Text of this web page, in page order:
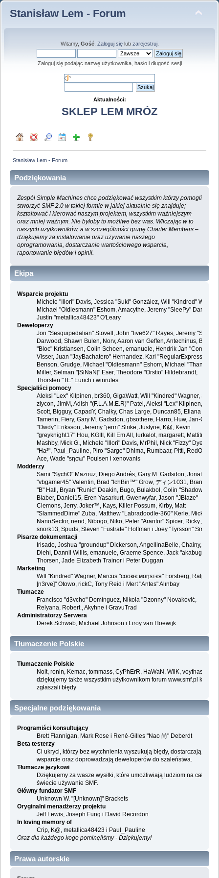
Stanisław Lem - Forum
Witamy, Gość. Zaloguj sięlub zarejestruj.
Zaloguj się podając nazwę użytkownika, hasło i długość sesji
Aktualności:
SKLEP LEM MRÓZ
Stanisław Lem - Forum
Podziękowania
Zespół Simple Machines chce podziękować wszystkim którzy pomogli
stworzyć SMF 2.0 w takiej formie w jakiej aktualnie się znajduje;
kształtować i kierować naszym projektem, wszystkim ważniejszym
oraz mniej ważnym. Nie byłoby to możliwe bez was. Wliczając w to
naszych użytkowników, a w szczególności grupę Charter Members –
dziękujemy za instalowanie oraz używanie naszego
oprogramowania, dostarczanie wartościowego wsparcia,
raportowanie błędów i opinii.
Ekipa
Wsparcie projektu
Michele "Illori" Davis, Jessica "Suki" González, Will "Kindred"
Michael "Oldiesmann" Eshom, Amacythe, Jeremy "SleePy" Darwood
Justin "metallica48423" O'Leary
Deweloperzy
Jon "Sesquipedalian" Stovell, John "live627" Rayes, Jeremy
Darwood, Shawn Bulen, Norv, Aaron van Geffen, Antechinus, Bjoern
"Bloc" Kristiansen, Colin Schoen, emanuele, Hendrik Jan "Compuart"
Visser, Juan "JayBachatero" Hernandez, Karl "RegularExpression"
Benson, Grudge, Michael "Oldiesmann" Eshom, Michael "Thantos"
Miller, Selman "[SiNaN]" Eser, Theodore "Orstio" Hildebrandt,
Thorsten "TE" Eurich i winrules
Specjaliści pomocy
Aleksi "Lex" Kilpinen, br360, GigaWatt, Will "Kindred" Wagner, Steve,
ziycon, JimM, Adish "(F.L.A.M.E.R)" Patel, Aleksi "Lex" Kilpinen, Ben
Scott, Bigguy, CapadY, Chalky, Chas Large, Duncan85, Eliana
Tamerin, Fiery, Gary M. Gadsdon, gbsothere, Harro, Huw, Jan-Olof
"Owdy" Eriksson, Jeremy "jerm" Strike, Justyne, K@, Kevin
"greyknight17" Hou, KGIII, Kill Em All, lurkalot, margarett, Mattitude,
Mashby, Mick G., Michele "Illori" Davis, MrPhil, Nick "Fizzy" Dyer, Nick
"Ha²", Paul_Pauline, Piro "Sarge" Dhima, Rumbaar, Pitti, RedOne, S-
Ace, Wade "sησω" Poulsen i xenovanis
Modderzy
Sami "SychO" Mazouz, Diego Andrés, Gary M. Gadsdon, Jonathan
"vbgamer45" Valentin, Brad "IchBin™" Grow, ディン1031, Brannon
"B" Hall, Bryan "Runic" Deakin, Bugo, Bulakbol, Colin "Shadow82x"
Blaber, Daniel15, Eren Yasarkurt, Gwenwyfar, Jason "JBlaze"
Clemons, Jerry, Joker™, Kays, Killer Possum, Kirby, Matt
"SlammedDime" Zuba, Matthew "Labradoodle-360" Kerle, Mick.,
NanoSector, nend, Nibogo, Niko, Peter "Arantor" Spicer, Ricky.,
snork13, Spuds, Steven "Fustrate" Hoffman i Joey "Tyrsson" Smith
Pisarze dokumentacji
Irisado, Joshua "groundup" Dickerson, AngellinaBelle, Chainy,
Diehl, Dannii Willis, emanuele, Graeme Spence, Jack "akabugeyes"
Thorsen, Jade Elizabeth Trainor i Peter Duggan
Marketing
Will "Kindred" Wagner, Marcus "cσσкιє мσηѕтєя" Forsberg, Ralph "
[n3rve]" Otowo, rickC, Tony Reid i Mert "Antes" Alınbay
Tłumacze
Francisco "d3vcho" Domínguez, Nikola "Dzonny" Novaković,
Relyana, Robert., Akyhne i GravuTrad
Administratorzy Serwera
Derek Schwab, Michael Johnson i Liroy van Hoewijk
Tłumaczenie Polskie
Tłumaczenie Polskie
Nolt, ronin, Kemac, tommass, CyPhErR, HaWaN, WilK, voythas i
dziękujemy także wszystkim użytkownikom forum www.smf.pl którzy
zgłaszali błędy
Specjalne podziękowania
Programiści konsultujący
Brett Flannigan, Mark Rose i René-Gilles "Nao 尚" Deberdt
Beta testerzy
Ci ukryci, którzy bez wytchnienia wyszukują błędy, dostarczają
wsparcie oraz doprowadzają deweloperów do szaleństwa.
Tłumacze językowi
Dziękujemy za wasze wysiłki, które umożliwiają ludziom na całym
świecie używanie SMF.
Główny fundator SMF
Unknown W. "[Unknown]" Brackets
Oryginalni menadżerzy projektu
Jeff Lewis, Joseph Fung i David Recordon
In loving memory of
Crip, K@, metallica48423 i Paul_Pauline
Oraz dla każdego kogo pominęliśmy - Dziękujemy!
Prawa autorskie